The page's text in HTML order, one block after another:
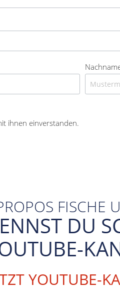
ihnen einverstanden.
FISCHE
DU
YOUTUBE-